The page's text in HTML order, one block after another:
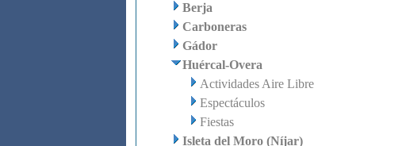
Berja
Carboneras
Gádor
Huércal-Overa
Actividades Aire Libre
Espectáculos
Fiestas
Isleta del Moro (Níjar)